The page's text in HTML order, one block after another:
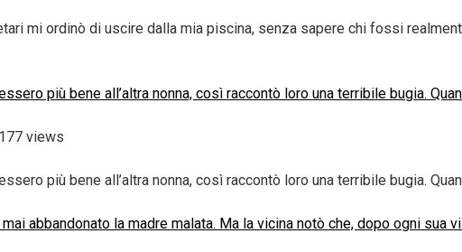
mi ordinò di uscire dalla mia piscina, senza sapere chi fossi
più bene all’altra nonna, così raccontò loro una terribile bugia.
views
più bene all’altra nonna, così raccontò loro una terribile bugia.
abbandonato la madre malata. Ma la vicina notò che, dopo ogni sua